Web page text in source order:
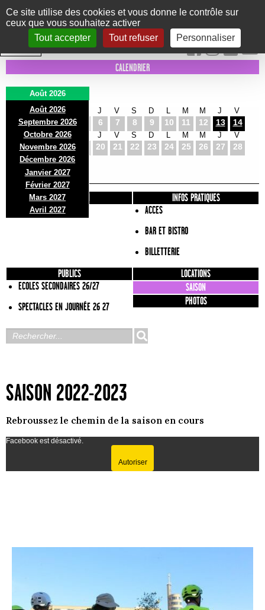
Panneau de gestion des cookies
Ce site utilise des cookies et vous donne le contrôle sur
ceux que vous souhaitez activer
Tout accepter
Tout refuser Personnaliser
Le Marni
CONCERTS DANSE/CIRQUE THÉÂTRE KIDS EXPOS EVENTS
INTRA MUROS
CALENDRIER
Août 2026
Août 2026
Septembre 2026
Octobre 2026
Novembre 2026
Décembre 2026
Janvier 2027
Février 2027
Mars 2027
Avril 2027
D
2
L
3
M
4
J
6
V
7
S
8
D
9 10
M
11
M
12
J
13
V
14
D
16
L
17
M
18
J
20
V
21
S
22
D
23 24
M
25
M
26
J
27
V
28
D
30
L
31
PRÉSENTATION
INFOS PRATIQUES
ACCES
BAR ET BISTRO
BILLETTERIE
PUBLICS
ECOLES SECONDAIRES 26/27
SPECTACLES EN JOURNÉE 26 27
LOCATIONS
SAISON
PHOTOS
SAISON 2022-2023
Rebroussez le chemin de la saison en cours
Facebook est désactivé.
Autoriser